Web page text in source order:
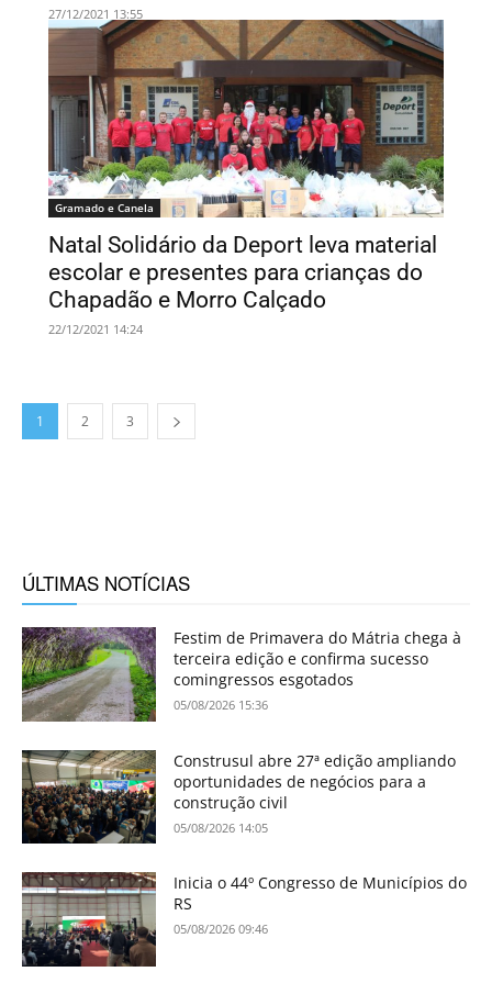
27/12/2021 13:55
Gramado e Canela
Natal Solidário da Deport leva material
escolar e presentes para crianças do
Chapadão e Morro Calçado
22/12/2021 14:24
1 2 3
ÚLTIMAS NOTÍCIAS
Festim de Primavera do Mátria chega à
terceira edição e confirma sucesso
comingressos esgotados
05/08/2026 15:36
Construsul abre 27ª edição ampliando
oportunidades de negócios para a
construção civil
05/08/2026 14:05
Inicia o 44º Congresso de Municípios do
RS
05/08/2026 09:46